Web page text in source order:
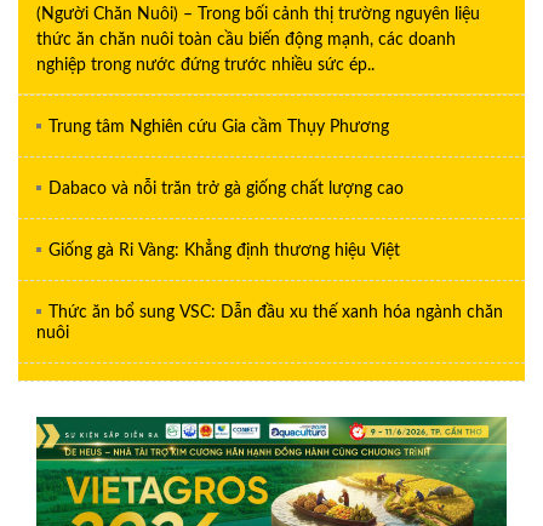
(Người Chăn Nuôi) – Trong bối cảnh thị trường nguyên liệu
thức ăn chăn nuôi toàn cầu biến động mạnh, các doanh
nghiệp trong nước đứng trước nhiều sức ép..
Trung tâm Nghiên cứu Gia cầm Thụy Phương
Dabaco và nỗi trăn trở gà giống chất lượng cao
Giống gà Ri Vàng: Khẳng định thương hiệu Việt
Thức ăn bổ sung VSC: Dẫn đầu xu thế xanh hóa ngành chăn
nuôi